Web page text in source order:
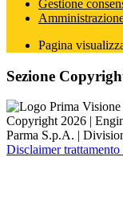
Gestione
Pagina
Sezione
Copyright 2026 |
Parma S.p.A. |
Disclaimer